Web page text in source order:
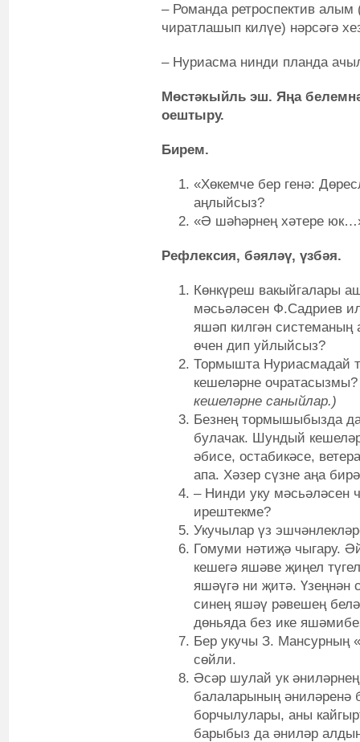
– Романда ретроспектив алым
чиратлашып килүе) нәрсәгә
– Нуриасма нинди планда
Мөстәкыйль эш. Яңа
оештыру.
Бирем.
«Хөкемче бер генә:
аңлыйсыз?
«Ә шәһәрнең хәтере
Рефлексия, бәяләү, үзбәя.
Көнкүреш вакыйгалары
мәсьәләсен Ф.Садриев
яшәп килгән
өчен дип уйлыйсыз?
Тормышта Нуриасмадай
кешеләрне
кешеләрне саныйлар.)
Безнең тормышыбызда
булачак. Шундый
әбисе, остабикәсе,
апа. Хәзер сүзне аңа
– Нинди уку мәсьәләсен
ирештекме?
Укучылар үз
Гомуми нәтиҗә чыгару.
кешегә яшәве җиңел
яшәүгә ни җитә. Үзеңнән
синең яшәү рәвешең
дөньяда без ике
Бер укучы З. Мансурның
сөйли.
Әсәр шулай ук
балаларының әниләренә
борчылулары, аны
барыбыз да әниләр